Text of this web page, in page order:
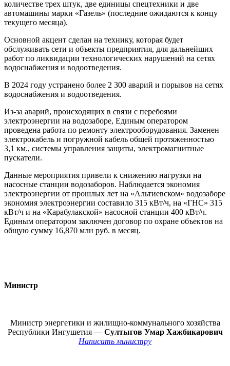
количестве трех штук, две единицы спецтехники и две
автомашины марки «Газель» (последние ожидаются к концу
текущего месяца).
Основной акцент сделан на технику, которая будет
обслуживать сети и объекты предприятия, для дальнейших
работ по ликвидации технологических нарушений на сетях
водоснабжения и водоотведения.
В 2024 году устранено более 2 300 аварий и порывов на сетях
водоснабжения и водоотведения.
Из-за аварий, происходящих в связи с перебоями
электроэнергии на водозаборе, Единым оператором
проведена работа по ремонту электрооборудования. Заменен
электрокабель и погружной кабель общей протяженностью
3,1 км., системы управления защиты, электромагнитные
пускатели.
Данные мероприятия привели к снижению нагрузки на
насосные станции водозаборов. Наблюдается экономия
электроэнергии от прошлых лет на «Альтиевском» водозаборе
экономия электроэнергии составило 315 кВт/ч, на «ГНС» 315
кВт/ч и на «Карабулакской» насосной станции 400 кВт/ч.
Единым оператором заключен договор по охране объектов на
общую сумму 16,870 млн руб. в месяц.
Министр
Министр энергетики и жилищно-коммунального хозяйства
Республики Ингушетия — Султыгов Умар Хажбикарович
Написать министру